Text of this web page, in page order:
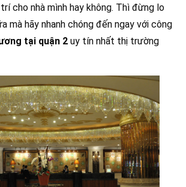
cho nhà mình hay không. Thì đừng lo
mà hãy nhanh chóng đến ngay với công
tại quận 2 uy tín nhất thị trường